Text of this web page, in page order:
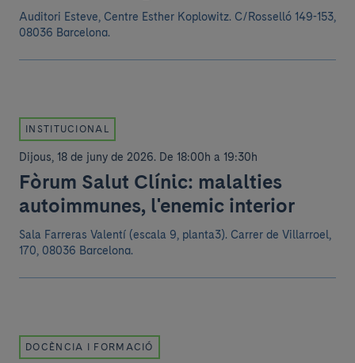
Auditori Esteve, Centre Esther Koplowitz. C/Rosselló 149-153,
08036 Barcelona.
INSTITUCIONAL
Dijous, 18 de juny de 2026. De 18:00h a 19:30h
Fòrum Salut Clínic: malalties
autoimmunes, l'enemic interior
Sala Farreras Valentí (escala 9, planta3). Carrer de Villarroel,
170, 08036 Barcelona.
DOCÈNCIA I FORMACIÓ